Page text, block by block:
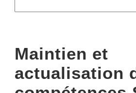
Maintien et
actualisation